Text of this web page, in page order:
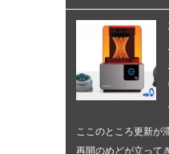
ここのところ更新が
再開のめどが立って